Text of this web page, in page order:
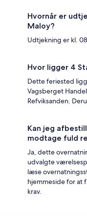
Hvornår er
Maloy?
Udtjekning er kl.
Hvor ligger 4
Dette feriested
Vagsberget
Refviksanden.
Kan jeg
modtage fuld
Ja, dette
udvalgte
læse
hjemmeside for at
krav.